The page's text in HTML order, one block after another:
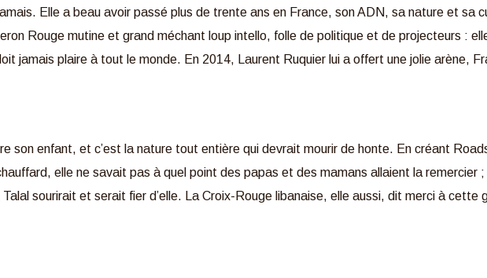
Elle a beau avoir passé plus de trente ans en France, son ADN, sa nature et sa
Rouge mutine et grand méchant loup intello, folle de politique et de projecteurs :
jamais plaire à tout le monde. En 2014, Laurent Ruquier lui a offert une jolie arène,
son enfant, et c’est la nature tout entière qui devrait mourir de honte. En créant
elle ne savait pas à quel point des papas et des mamans allaient la remercier
sourirait et serait fier d’elle. La Croix-Rouge libanaise, elle aussi, dit merci à cette